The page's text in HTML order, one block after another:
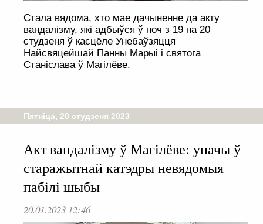
Стала вядома, хто мае дачыненне да акту
вандалізму, які адбыўся ў ноч з 19 на 20
студзеня ў касцёле Унебаўзяцця
Найсвяцейшай Панны Марыі і святога
Станіслава ў Магілёве.
Пятніца, 20 студзеня 2023
Акт вандалізму ў Магілёве: уначы ў
старажытнай катэдры невядомыя
пабілі шыбы
20.01.2023 12:46